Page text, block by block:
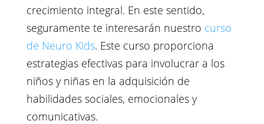
crecimiento integral. En este sentido,
seguramente te interesarán nuestro curso
de Neuro Kids. Este curso proporciona
estrategias efectivas para involucrar a los
niños y niñas en la adquisición de
habilidades sociales, emocionales y
comunicativas.